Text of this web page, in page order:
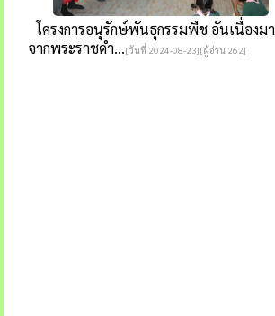
โครงการอนุรักษ์พันธุกรรมพืช อันเนื่องมา
จากพระราชดำ...[วันที่ 2024-08-23][ผู้อ่าน 262]